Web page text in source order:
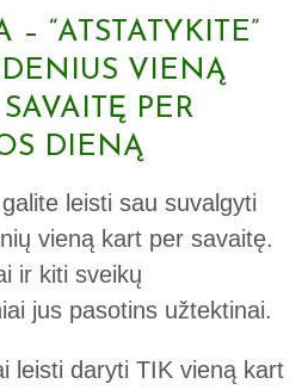
“ATSTATYKITE”
VIENĄ
PER
DIENĄ
leisti sau suvalgyti
vieną kart per savaitę.
ir kiti sveikų
jus pasotins užtektinai.
leisti daryti TIK vieną kart